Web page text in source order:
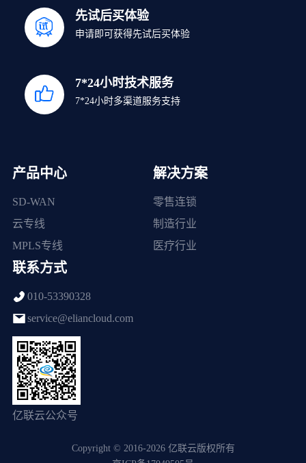
先试后买体验
申请即可获得先试后买体验
7*24小时技术服务
7*24小时多渠道服务支持
产品中心
SD-WAN
云专线
MPLS专线
解决方案
零售连锁
制造行业
医疗行业
联系方式
010-53390328
service@eliancloud.com
亿联云公众号
Copyright © 2016-2026 亿联云版权所有